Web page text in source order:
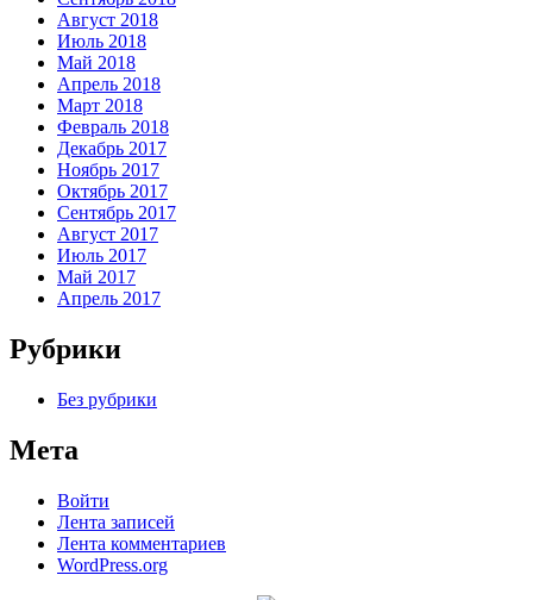
Август 2018
Июль 2018
Май 2018
Апрель 2018
Март 2018
Февраль 2018
Декабрь 2017
Ноябрь 2017
Октябрь 2017
Сентябрь 2017
Август 2017
Июль 2017
Май 2017
Апрель 2017
Рубрики
Без рубрики
Мета
Войти
Лента записей
Лента комментариев
WordPress.org